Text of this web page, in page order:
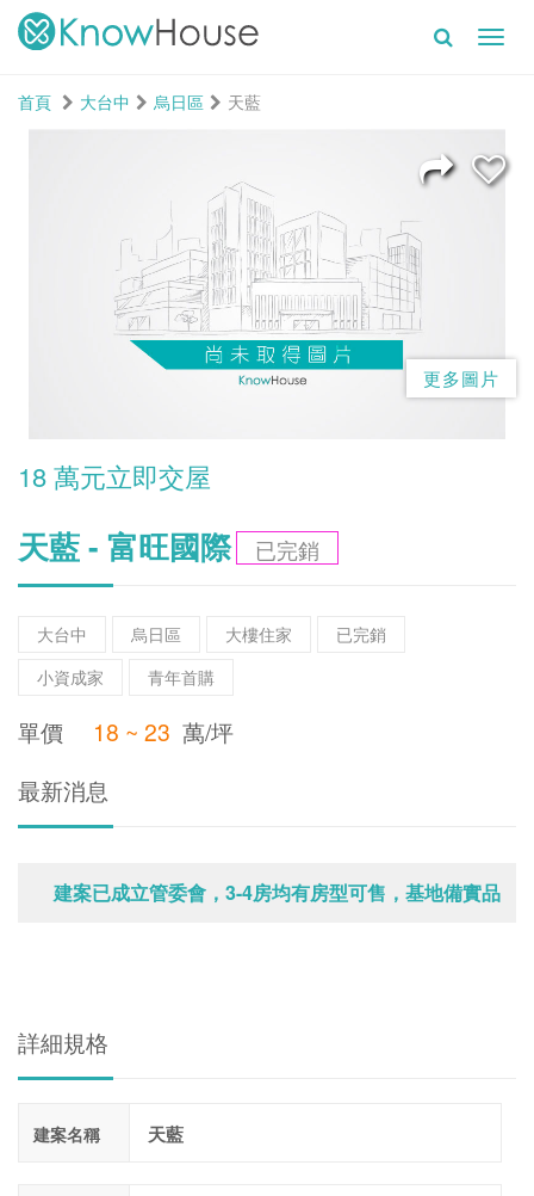
首頁 大台中 烏日區 天藍
更多圖片
18 萬元立即交屋
天藍 - 富旺國際 已完銷
大台中 烏日區 大樓住家
已完銷
小資成家
青年首購
單價 18 ~ 23 萬/坪
最新消息
建案已成立管委會，3-4房均有房型可售，基地備實品
詳細規格
建案名稱 天藍